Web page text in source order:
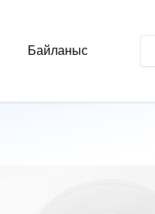
Байланыс